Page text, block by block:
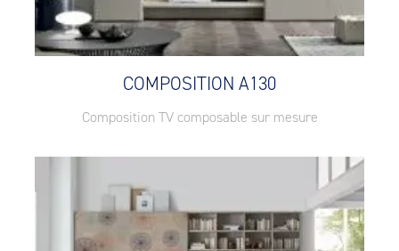
COMPOSITION A130
Composition TV composable sur mesure